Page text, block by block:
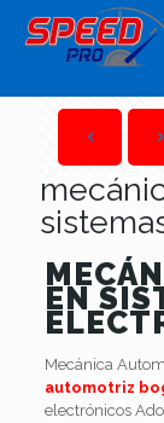
EN
Mecánica
automotriz
electrónicos